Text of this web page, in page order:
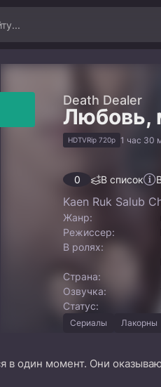
Death Dealer
Любовь,
HDTVRip 720p 1 час 30
0 В список
Kaen Ruk Salub
Жанр:
Режиссер:
В ролях:
Страна:
Озвучка:
Статус:
Сериалы Лакорны
в один момент. Они